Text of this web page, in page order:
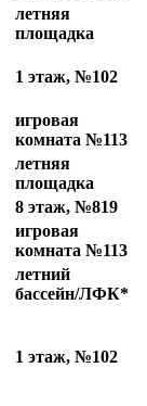
летняя
площадка
1 этаж, №102
игровая
комната №113
летняя
площадка
8 этаж, №819
игровая
комната №113
летний
бассейн/ЛФК*
1 этаж, №102